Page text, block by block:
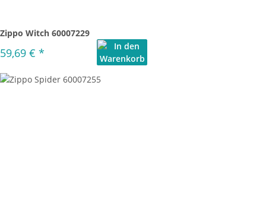
Zippo Witch 60007229
59,69 € *